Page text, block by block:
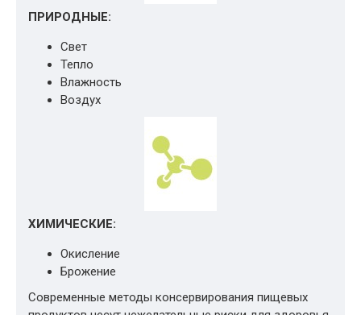
ПРИРОДНЫЕ:
Свет
Тепло
Влажность
Воздух
ХИМИЧЕСКИЕ:
Окисление
Брожение
Современные методы консервирования пищевых